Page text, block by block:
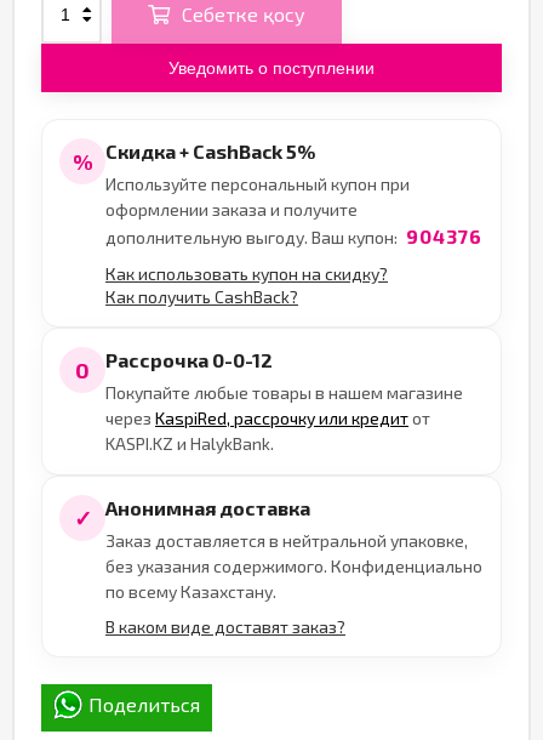
Себетке қосу
Уведомить о поступлении
% Скидка + CashBack 5%
Используйте персональный купон при
оформлении заказа и получите
дополнительную выгоду. Ваш купон: 904376
Как использовать купон на скидку?
Как получить CashBack?
0 Рассрочка 0-0-12
Покупайте любые товары в нашем магазине
через KaspiRed, рассрочку или кредитот
KASPI.KZ и HalykBank.
✓ Анонимная доставка
Заказ доставляется в нейтральной упаковке,
без указания содержимого. Конфиденциально
по всему Казахстану.
В каком виде доставят заказ?
Поделиться